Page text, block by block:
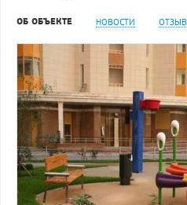
ОБ ОБЪЕКТЕ НОВОСТИ